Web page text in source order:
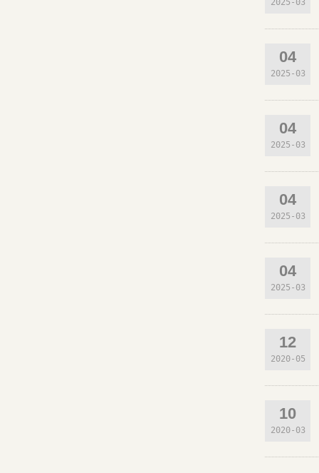
2025-03
04
2025-03
04
2025-03
04
2025-03
04
2025-03
12
2020-05
10
2020-03